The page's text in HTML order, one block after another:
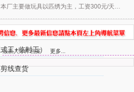
志濠绣花厂，现招熟手看机多名，本厂主要做玩具以匹绣为主，工资300元/天保底加记件。多捞多得。另招激
工+临时工）
线查货
最新人才库档案 更多...